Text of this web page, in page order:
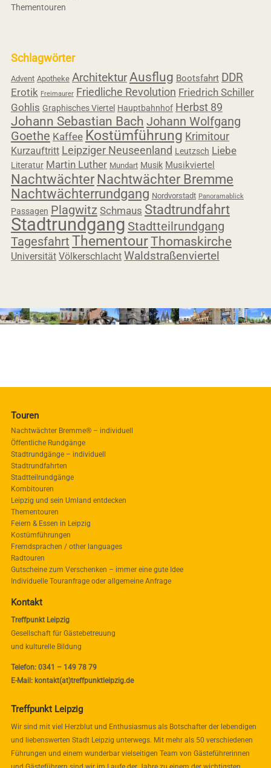
Thementouren
Schlagwörter
Advent Apotheke Architektur Ausflug Bootsfahrt DDR
Erotik Freimaurer Friedliche Revolution Friedrich Schiller
Gohlis Graphisches Viertel Hauptbahnhof Herbst 89
Johann Sebastian Bach Johann Wolfgang
Goethe Kaffee Kostümführung Krimitour
Kurzauftritt Leipziger Neuseenland Leutzsch Liebe
Literatur Martin Luther Mundart Musik Musikviertel
NachtwächterNachtwächter Bremme
Nachtwächterrundgang Nordvorstadt Panoramablick
Passagen Plagwitz Schmaus Stadtrundfahrt
Stadtrundgang Stadtteilrundgang
Tagesfahrt ThementourThomaskirche
Universität Völkerschlacht Waldstraßenviertel
Touren
Nachtwächter Bremme® – individuell
Öffentliche Rundgänge
Stadtrundgänge – individuell
Stadtrundfahrten
Stadtteilrundgänge
Kombitouren
Leipzig und sein Umland entdecken
Thementouren
Feiern & Essen in Leipzig
Kostümführungen
Fremdsprachen / other languages
Radtouren
Gutscheine zum Verschenken – immer eine gute Idee
Individuelle Touranfrage oder allgemeine Anfrage
Kontakt
Treffpunkt Leipzig
Gesellschaft für Gästebetreuung
und kulturelle Bildung
Telefon: 0341 – 149 78 79
E-Mail: kontakt(at)treffpunktleipzig.de
Treffpunkt Leipzig
Wir sind mit viel Herzblut und Enthusiasmus als Botschafter der lebendigen
und liebenswerten Stadt Leipzig unterwegs. Mit mehr als 50 verschiedenen
Führungen und einem wunderbar vielseitigen Team von Gästeführerinnen